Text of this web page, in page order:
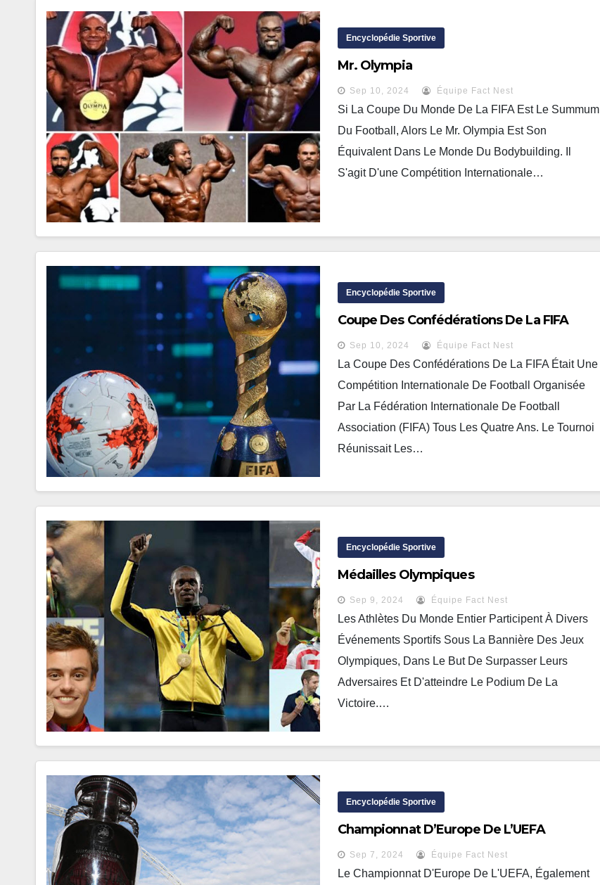
Encyclopédie Sportive
Mr. Olympia
Sep 10, 2024 Équipe Fact Nest
Si La Coupe Du Monde De La FIFA Est Le Summum
Du Football, Alors Le Mr. Olympia Est Son
Équivalent Dans Le Monde Du Bodybuilding. Il
S'agit D'une Compétition Internationale…
Encyclopédie Sportive
Coupe Des Confédérations De La FIFA
Sep 10, 2024 Équipe Fact Nest
La Coupe Des Confédérations De La FIFA Était Une
Compétition Internationale De Football Organisée
Par La Fédération Internationale De Football
Association (FIFA) Tous Les Quatre Ans. Le Tournoi
Réunissait Les…
Encyclopédie Sportive
Médailles Olympiques
Sep 9, 2024 Équipe Fact Nest
Les Athlètes Du Monde Entier Participent À Divers
Événements Sportifs Sous La Bannière Des Jeux
Olympiques, Dans Le But De Surpasser Leurs
Adversaires Et D'atteindre Le Podium De La
Victoire.…
Encyclopédie Sportive
Championnat D’Europe De L’UEFA
Sep 7, 2024 Équipe Fact Nest
Le Championnat D'Europe De L'UEFA, Également